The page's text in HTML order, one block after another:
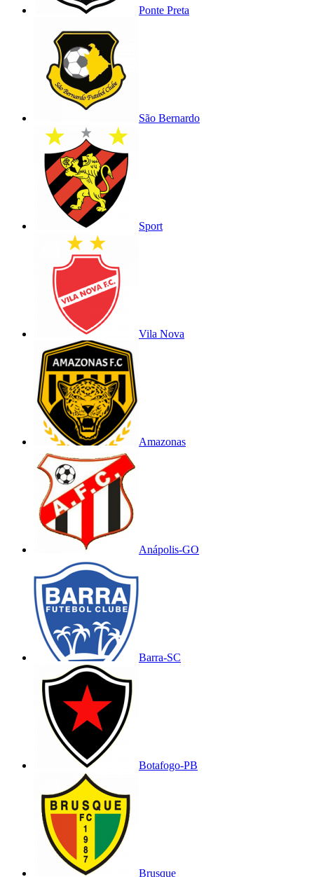
Ponte Preta
São Bernardo
Sport
Vila Nova
Amazonas
Anápolis-GO
Barra-SC
Botafogo-PB
Brusque